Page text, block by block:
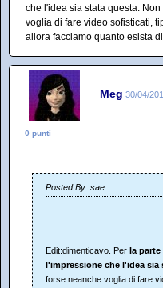
che l'idea sia stata questa.
voglia di fare video sofisticati,
allora facciamo quanto esista
Meg 30/04/
0 punti
Posted By: sae
Edit:dimenticavo. Per la
l'impressione che l'idea sia
forse neanche voglia di fare